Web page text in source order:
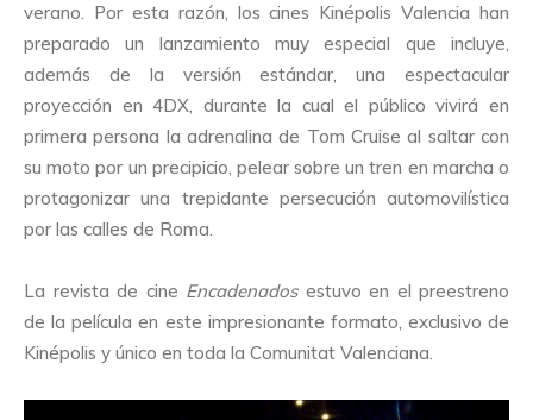
verano. Por esta razón, los cines Kinépolis Valencia han
preparado un lanzamiento muy especial que incluye,
además de la versión estándar, una espectacular
proyección en 4DX, durante la cual el público vivirá en
primera persona la adrenalina de Tom Cruise al saltar con
su moto por un precipicio, pelear sobre un tren en marcha o
protagonizar una trepidante persecución automovilística
por las calles de Roma.
La revista de cine Encadenados estuvo en el preestreno
de la película en este impresionante formato, exclusivo de
Kinépolis y único en toda la Comunitat Valenciana.